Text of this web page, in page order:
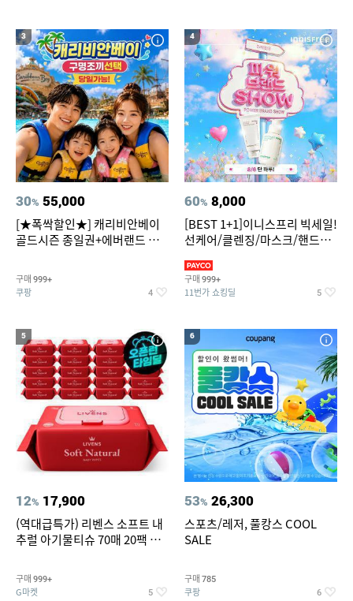
3
30% 55,000
[★폭싹할인★] 캐리비안베이
골드시즌 종일권+에버랜드 오
구매 999+
쿠팡 4
4
60% 8,000
[BEST 1+1]이니스프리 빅세일!
선케어/클렌징/마스크/핸드크
구매 999+
11번가 쇼킹딜 5
5
12% 17,900
(역대급특가) 리벤스 소프트 내
추럴 아기물티슈 70매 20팩 캡
구매 999+
G마켓 5
6
53% 26,300
스포츠/레저, 풀캉스 COOL
SALE
구매 785
쿠팡 6